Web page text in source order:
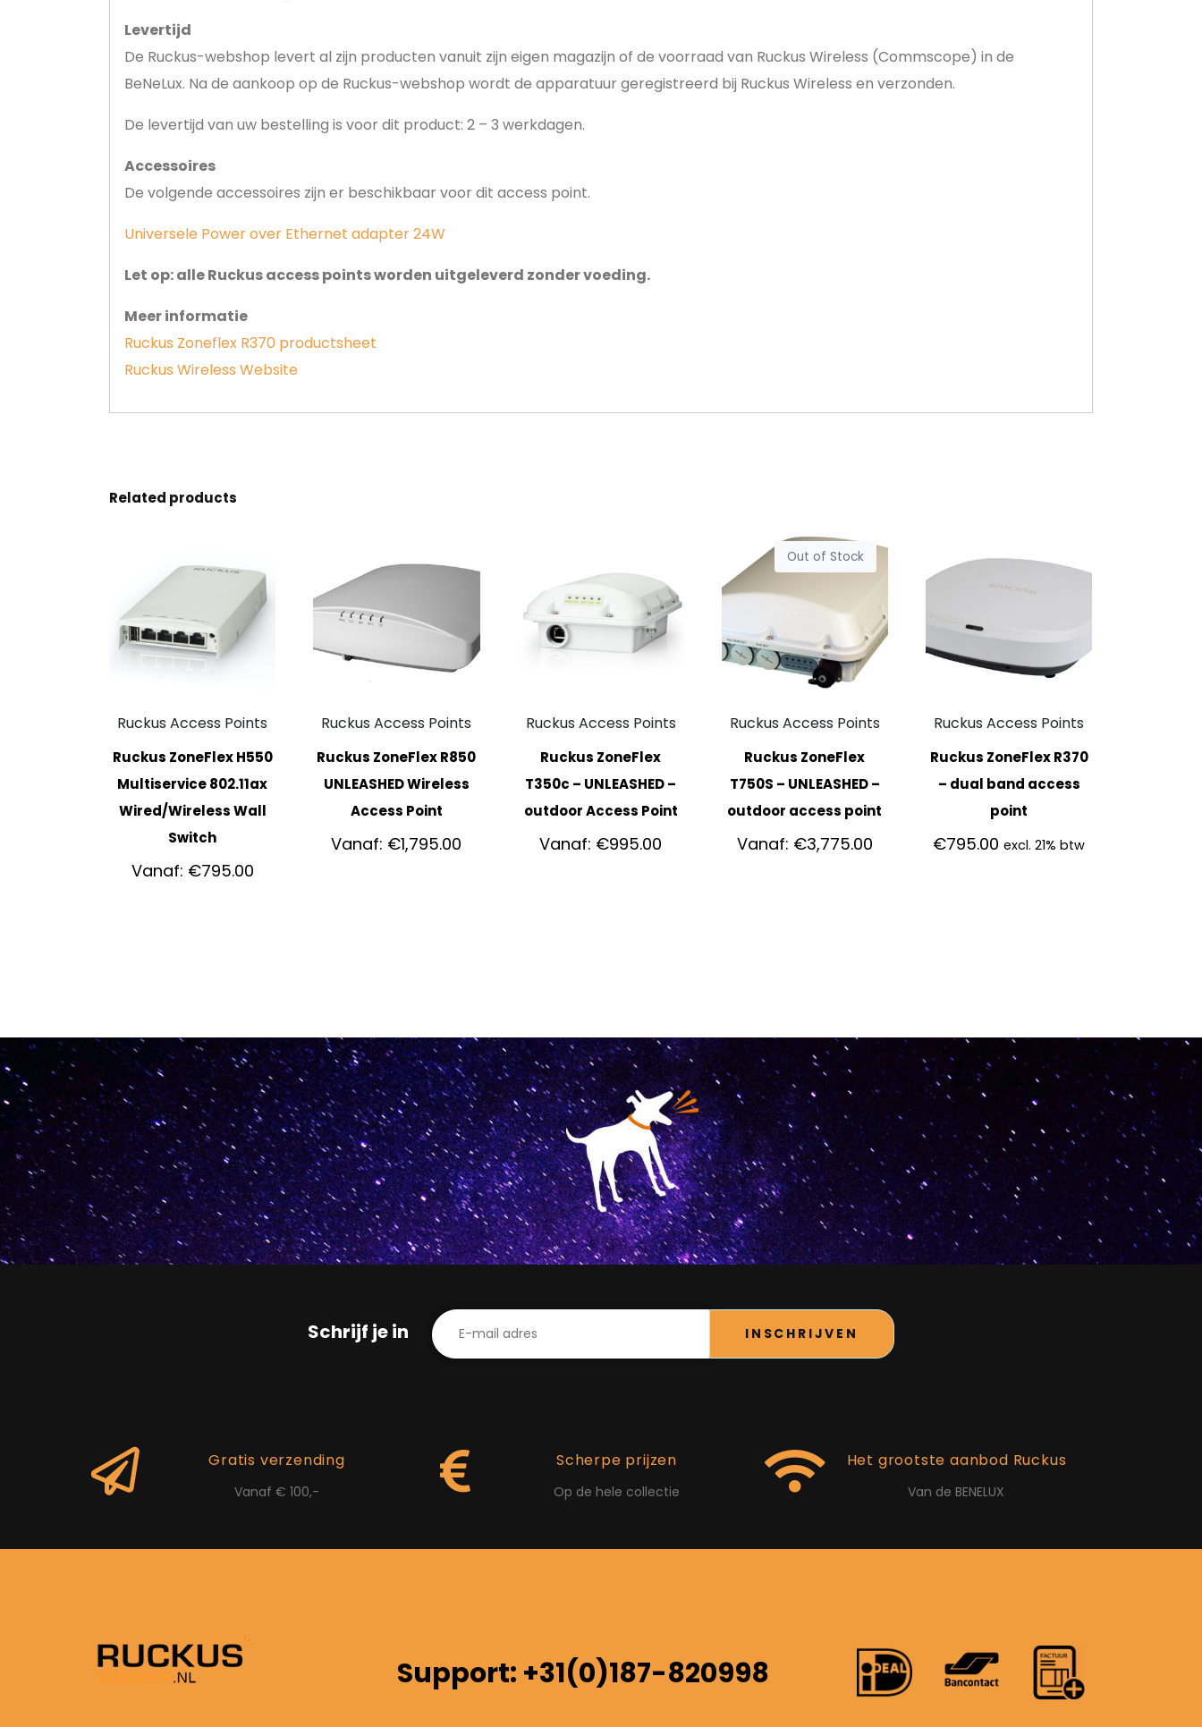
Levertijd
De Ruckus-webshop levert al zijn producten vanuit zijn eigen magazijn of de voorraad van Ruckus Wireless (Commscope) in de
BeNeLux. Na de aankoop op de Ruckus-webshop wordt de apparatuur geregistreerd bij Ruckus Wireless en verzonden.
De levertijd van uw bestelling is voor dit product: 2 – 3 werkdagen.
Accessoires
De volgende accessoires zijn er beschikbaar voor dit access point.
Universele Power over Ethernet adapter 24W
Let op: alle Ruckus access points worden uitgeleverd zonder voeding.
Meer informatie
Ruckus Zoneflex R370 productsheet
Ruckus Wireless Website
Related products
Ruckus Access Points
Ruckus ZoneFlex H550
Multiservice 802.11ax
Wired/Wireless Wall
Switch
Vanaf: €795.00
Ruckus Access Points
Ruckus ZoneFlex R850
UNLEASHED Wireless
Access Point
Vanaf: €1,795.00
Ruckus Access Points
Ruckus ZoneFlex
T350c – UNLEASHED –
outdoor Access Point
Vanaf: €995.00
Out of Stock
Ruckus Access Points
Ruckus ZoneFlex
T750S – UNLEASHED –
outdoor access point
Vanaf: €3,775.00
Ruckus Access Points
Ruckus ZoneFlex R370
– dual band access
point
€795.00 excl. 21% btw
Schrijf je in INSCHRIJVEN
Gratis verzending
Vanaf € 100,-
Scherpe prijzen
Op de hele collectie
Het grootste aanbod Ruckus
Van de BENELUX
Support: +31(0)187-820998